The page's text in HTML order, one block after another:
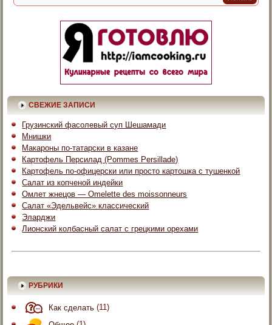
СВЕЖИЕ ЗАПИСИ
Грузинский фасолевый суп Шешамади
Мнишки
Макароны по-татарски в казане
Картофель Персилад (Pommes Persillade)
Картофель по-офицерски или просто картошка с тушенкой
Салат из копченой индейки
Омлет жнецов — Omelette des moissonneurs
Салат «Эдельвейс» классический
Эларджи
Лионский колбасный салат с грецкими орехами
РУБРИКИ
Как сделать (11)